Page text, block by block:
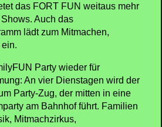
das FORT FUN weitaus mehr
Auch das
lädt zum Mitmachen,
Party wieder für
An vier Dienstagen wird der
Party-Zug, der mitten in eine
am Bahnhof führt. Familien
Mitmachzirkus,